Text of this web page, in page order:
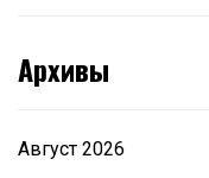
Архивы
Август 2026